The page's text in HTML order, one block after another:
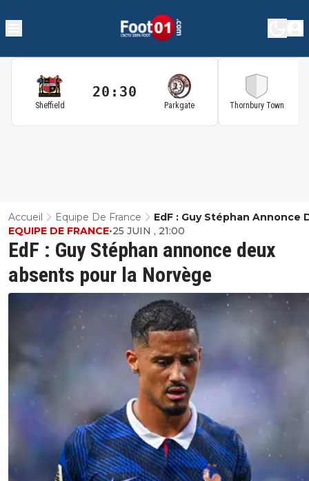
Sheffield
20:30
Parkgate Thornbury Town
Accueil Equipe De France
EdF : Guy Stéphan Annonce
Absents Pour La Norvège
EdF : Guy Stéphan annonce deux
absents pour la Norvège
EQUIPE DE FRANCE•25 JUIN , 21:00